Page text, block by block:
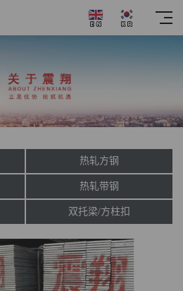
热轧方钢
热轧带钢
双托梁/方柱扣